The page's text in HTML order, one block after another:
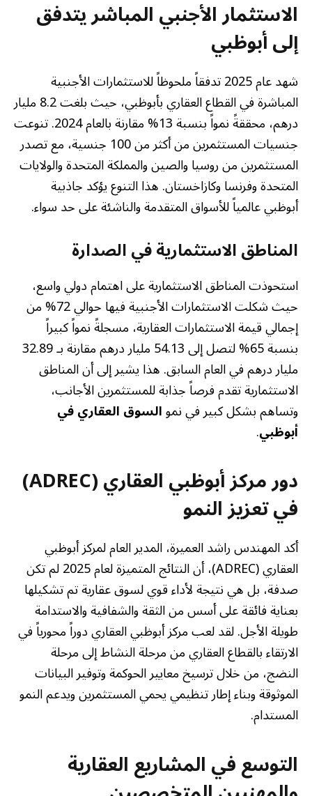
الاستثمار الأجنبي المباشر يتدفق
إلى أبوظبي
شهد عام 2025 تدفقاً ملحوظاً للاستثمارات الأجنبية
المباشرة في القطاع العقاري بأبوظبي، حيث بلغت 8.2 مليار
درهم، محققةً نمواً بنسبة 13% مقارنة بالعام 2024. تنوعت
جنسيات المستثمرين من أكثر من 100 جنسية، مع تصدر
المستثمرين من روسيا والصين والمملكة المتحدة والولايات
المتحدة وفرنسا وكازاخستان. هذا التنوع يؤكد جاذبية
أبوظبي عالمياً للأسواق المتقدمة والناشئة على حد سواء.
المناطق الاستثمارية في الصدارة
استحوذت المناطق الاستثمارية على اهتمام دولي واسع،
حيث شكلت الاستثمارات الأجنبية فيها حوالي 72% من
إجمالي قيمة الاستثمارات العقارية، مسجلةً نمواً كبيراً
بنسبة 65% لتصل إلى 54.13 مليار درهم مقارنة بـ 32.89
مليار درهم في العام السابق. هذا يشير إلى أن المناطق
الاستثمارية تقدم فرصاً جذابة للمستثمرين الأجانب،
وتساهم بشكل كبير في نموالسوق العقاري في
أبوظبي.
دور مركز أبوظبي العقاري (ADREC)
في تعزيز النمو
أكد المهندس راشد العميرة، المدير العام لمركز أبوظبي
العقاري (ADREC)، أن النتائج المتميزة لعام 2025 لم تكن
صدفة، بل هي نتيجة لأداء قوي لسوق عقارية تم تشكيلها
بعناية فائقة على أسس من الثقة والشفافية والاستدامة
طويلة الأجل. لقد لعب مركز أبوظبي العقاري دوراً محورياً في
الارتقاء بالقطاع العقاري من مرحلة النشاط إلى مرحلة
النضج، من خلال ترسيخ معايير الحوكمة وتوفير البيانات
الموثوقة وبناء إطار تنظيمي يحمي المستثمرين ويدعم النمو
المستدام.
التوسع في المشاريع العقارية